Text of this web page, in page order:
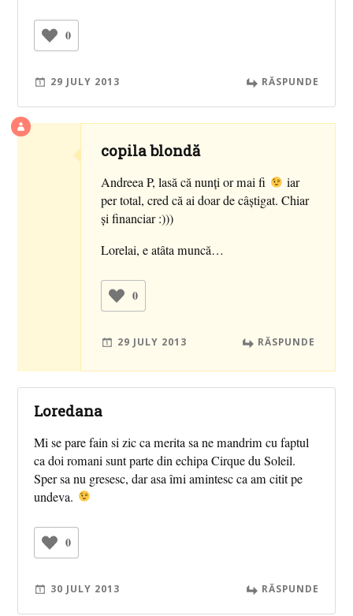
0
29 JULY 2013 RĂSPUNDE
copila blondă
Andreea P, lasă că nunţi or mai fi
iar
per total, cred că ai doar de câştigat. Chiar
şi financiar :)))
Lorelai, e atâta muncă…
0
29 JULY 2013 RĂSPUNDE
Loredana
Mi se pare fain si zic ca merita sa ne mandrim cu faptul
ca doi romani sunt parte din echipa Cirque du Soleil.
Sper sa nu gresesc, dar asa îmi amintesc ca am citit pe
undeva.
0
30 JULY 2013 RĂSPUNDE